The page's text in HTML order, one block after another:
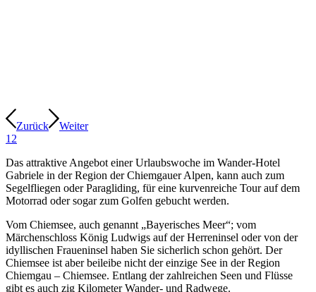
Zurück
Weiter
1 2
Das attraktive Angebot einer Urlaubswoche im Wander-Hotel
Gabriele in der Region der Chiemgauer Alpen, kann auch zum
Segelfliegen oder Paragliding, für eine kurvenreiche Tour auf dem
Motorrad oder sogar zum Golfen gebucht werden.
Vom Chiemsee, auch genannt „Bayerisches Meer“; vom
Märchenschloss König Ludwigs auf der Herreninsel oder von der
idyllischen Fraueninsel haben Sie sicherlich schon gehört. Der
Chiemsee ist aber beileibe nicht der einzige See in der Region
Chiemgau – Chiemsee. Entlang der zahlreichen Seen und Flüsse
gibt es auch zig Kilometer Wander- und Radwege.